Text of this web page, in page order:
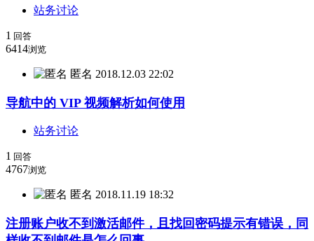
站务讨论
1 回答
6414浏览
匿名 2018.12.03 22:02
导航中的 VIP 视频解析如何使用
站务讨论
1 回答
4767浏览
匿名 2018.11.19 18:32
注册账户收不到激活邮件，且找回密码提示有错误，同